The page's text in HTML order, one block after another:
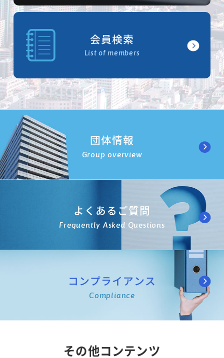
会員検索
List of members
団体情報
Group overview
よくあるご質問
Frequently Asked Questions
コンプライアンス
Compliance
その他コンテンツ